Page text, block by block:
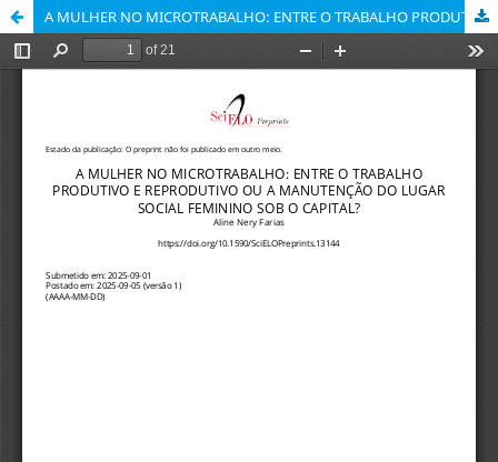
A MULHER NO MICROTRABALHO: ENTRE O TRABALHO PRODUTIVO E REPRODUTIVO OU A MANUTENÇÃO DO LUGAR SOCIAL FEMININO SOB O CAPITAL?